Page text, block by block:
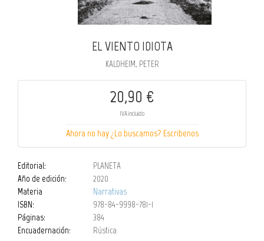
EL VIENTO IDIOTA
KALDHEIM, PETER
20,90 €
IVA incluido
Ahora no hay ¿Lo buscamos? Escribenos
Editorial:
PLANETA
Año de edición:
2020
Materia
Narrativas
ISBN:
978-84-9998-781-1
Páginas:
384
Encuadernación:
Rústica